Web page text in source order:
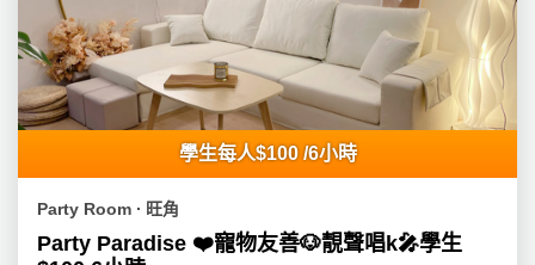
學生每人$100 /6小時
Party Room ∙ 旺角
Party Paradise ❤️寵物友善🐶靚聲唱k🎤學生